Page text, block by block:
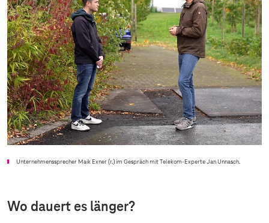
Unternehmenssprecher Maik Exner (r.) im Gespräch mit Telekom-Experte Jan Unnasch.
Wo dauert es länger?